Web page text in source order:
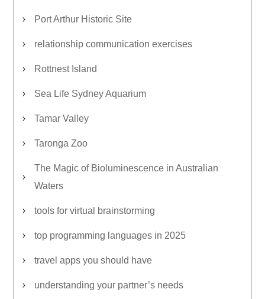
Port Arthur Historic Site
relationship communication exercises
Rottnest Island
Sea Life Sydney Aquarium
Tamar Valley
Taronga Zoo
The Magic of Bioluminescence in Australian
Waters
tools for virtual brainstorming
top programming languages in 2025
travel apps you should have
understanding your partner’s needs